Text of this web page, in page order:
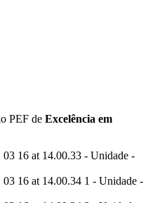
PEF de Excelência em